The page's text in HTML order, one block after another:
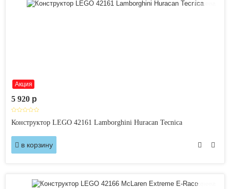
Акция
Новинка
5 920 p
Конструктор LEGO 42161 Lamborghini Huracan Tecnica
в корзину
Новинка